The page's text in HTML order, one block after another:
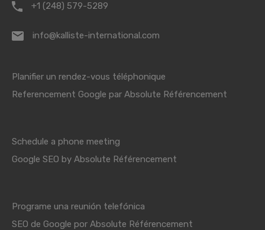
+1 (248) 579-5289
info@kalliste-international.com
Planifier un rendez-vous téléphonique
Referencement Google par Absolute Référencement
Schedule a phone meeting
Google SEO by Absolute Référencement
Programe una reunión telefónica
SEO de Google por Absolute Référencement